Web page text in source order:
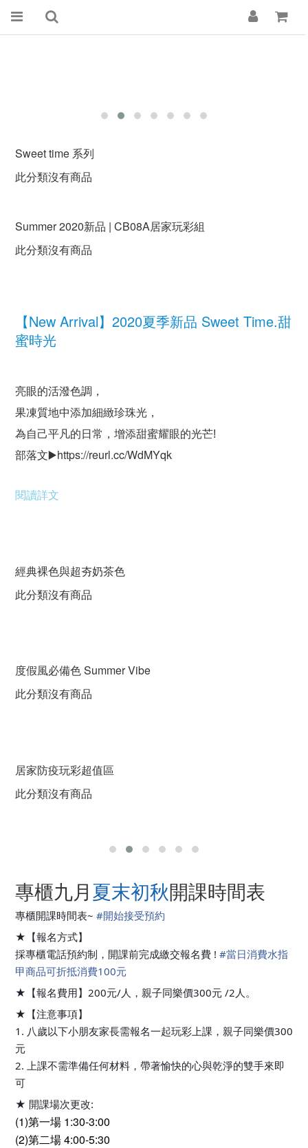
Sweet time 系列
此分類沒有商品
Summer 2020新品 | CB08A居家玩彩組
此分類沒有商品
【New Arrival】2020夏季新品 Sweet Time.甜
蜜時光
亮眼的活潑色調，
果凍質地中添加細緻珍珠光，
為自己平凡的日常，增添甜蜜耀眼的光芒!
部落文▶️https://reurl.cc/WdMYqk
閱讀詳文
經典裸色與超夯奶茶色
此分類沒有商品
度假風必備色 Summer Vibe
此分類沒有商品
居家防疫玩彩超值區
此分類沒有商品
專櫃九月夏末初秋開課時間表
專櫃開課時間表~ #開始接受預約
★【報名方式】
採專櫃電話預約制，開課前完成繳交報名費 ! #當日消費水指
甲商品可折抵消費100元
★【報名費用】200元/人，親子同樂價300元 /2人。
★【注意事項】
1. 八歲以下小朋友家長需報名一起玩彩上課，親子同樂價300
元
2. 上課不需準備任何材料，帶著愉快的心與乾淨的雙手來即
可
★ 開課場次更改:
(1)第一場 1:30-3:00
(2)第二場 4:00-5:30